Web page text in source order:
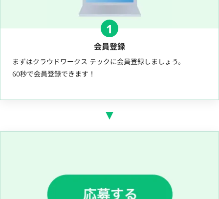
1
会員登録
まずはクラウドワークス テックに会員登録しましょう。
60秒で会員登録できます！